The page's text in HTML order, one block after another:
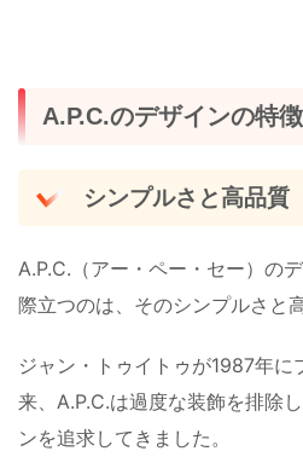
A.P.C.のデザインの特
シンプルさと高品質
A.P.C.（アー・ペー・セー）の
際立つのは、そのシンプルさと
ジャン・トゥイトゥが1987年に
来、A.P.C.は過度な装飾を排除
ンを追求してきました。